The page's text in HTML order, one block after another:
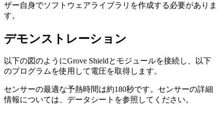
ザー自身でソフトウェアライブラリを作成する必要がありま
す。
デモンストレーション
以下の図のようにGrove Shieldとモジュールを接続し、以下
のプログラムを使用して電圧を取得します。
センサーの最適な予熱時間は約180秒です。センサーの詳細
情報については、データシートを参照してください。